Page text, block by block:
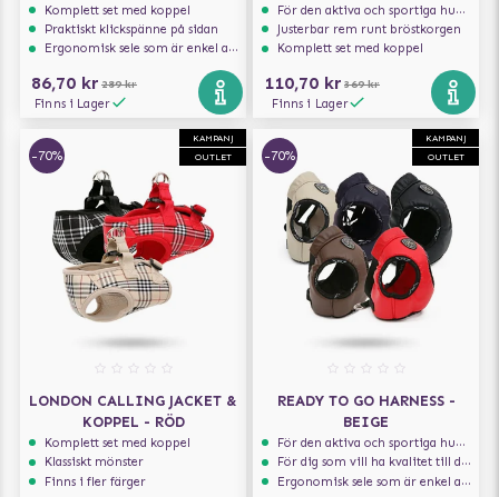
Komplett set med koppel
Praktiskt klickspänne på sidan
Ergonomisk sele som är enkel att ta på och av
86,70 kr 289 kr
Finns i Lager
För den aktiva och sportiga hunden
Justerbar rem runt bröstkorgen
Komplett set med koppel
110,70 kr 369 kr
Finns i Lager
KAMPANJ
OUTLET
-70%
LONDON CALLING JACKET &
KOPPEL - RÖD
Komplett set med koppel
Klassiskt mönster
Finns i fler färger
KAMPANJ
OUTLET
-70%
READY TO GO HARNESS -
BEIGE
För den aktiva och sportiga hunden
För dig som vill ha kvalitet till din hund!
Ergonomisk sele som är enkel att ta på och av